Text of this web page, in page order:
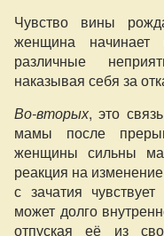
Чувство вины
женщина
различные
наказывая себя за
Во-вторых, это
мамы после
женщины сильны
реакция на
с зачатия
может долго
отпуская её из